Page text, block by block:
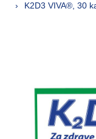
K2D3 VIVA®, 30